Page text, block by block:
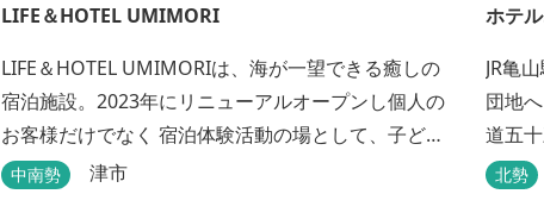
LIFE＆HOTEL UMIMORI
LIFE＆HOTEL UMIMORIは、海が一望できる癒しの
宿泊施設。2023年にリニューアルオープンし個人の
お客様だけでなく 宿泊体験活動の場として、子ども
や青少年から大人の方まで、どなたでもご利用いた
中南勢 津市
ホテ
JR亀
団地
道五
利用
北勢